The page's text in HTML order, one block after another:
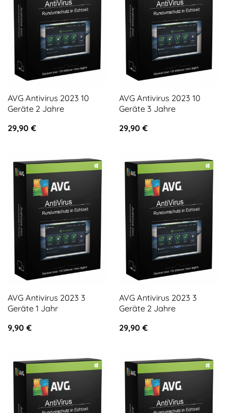
AVG Antivirus 2023 10
Geräte 2 Jahre
29,90 €
AVG Antivirus 2023 10
Geräte 3 Jahre
29,90 €
AVG Antivirus 2023 3
Geräte 1 Jahr
9,90 €
AVG Antivirus 2023 3
Geräte 2 Jahre
29,90 €